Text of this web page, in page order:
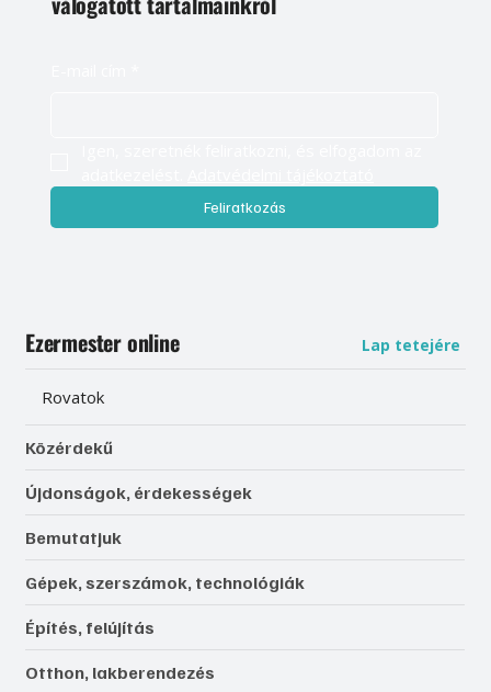
Feliratkozás
Ezermester online Lap tetejére
Rovatok
Közérdekű
Újdonságok, érdekességek
Bemutatjuk
Gépek, szerszámok, technológiák
Építés, felújítás
Otthon, lakberendezés